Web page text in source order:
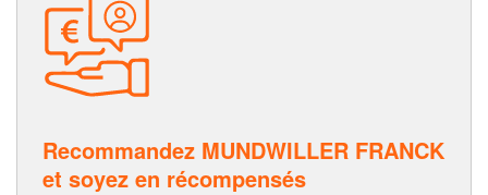
Recommandez MUNDWILLER FRANCK
et soyez en récompensés